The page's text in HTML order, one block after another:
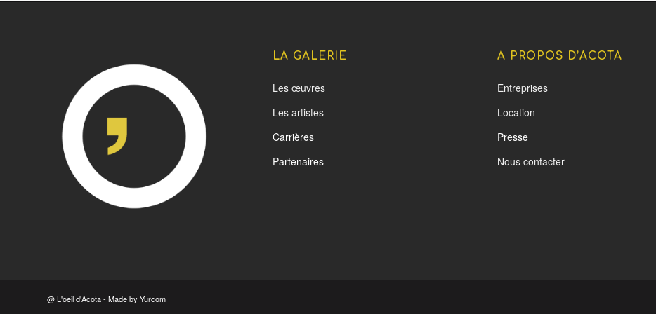
LA GALERIE
Les œuvres
Les artistes
Carrières
Partenaires
A PROPOS D’ACOTA
Entreprises
Location
Presse
Nous contacter
@ L'oeil d'Acota - Made by Yurcom